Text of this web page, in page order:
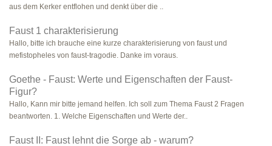
aus dem Kerker entflohen und denkt über die ..
Faust 1 charakterisierung
Hallo, bitte ich brauche eine kurze charakterisierung von faust und
mefistopheles von faust-tragodie. Danke im voraus.
Goethe - Faust: Werte und Eigenschaften der Faust-
Figur?
Hallo, Kann mir bitte jemand helfen. Ich soll zum Thema Faust 2 Fragen
beantworten. 1. Welche Eigenschaften und Werte der..
Faust II: Faust lehnt die Sorge ab - warum?